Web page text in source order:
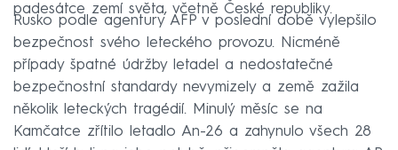
padesátce zemí světa, včetně České republiky.
Rusko podle agentury AFP v poslední době vylepšilo
bezpečnost svého leteckého provozu. Nicméně
případy špatné údržby letadel a nedostatečné
bezpečnostní standardy nevymizely a země zažila
několik leteckých tragédií. Minulý měsíc se na
Kamčatce zřítilo letadlo An-26 a zahynulo všech 28